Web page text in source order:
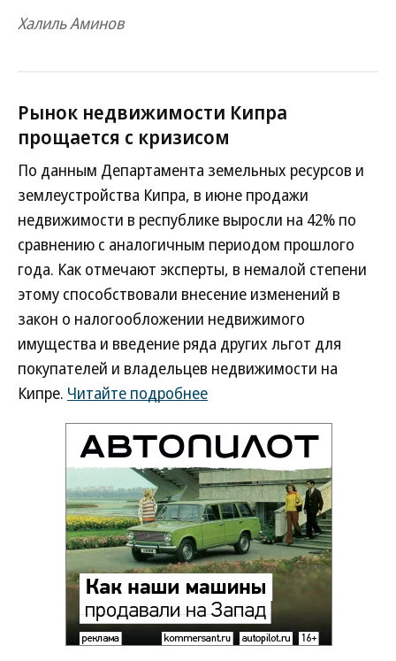
Халиль Аминов
Рынок недвижимости Кипра
прощается с кризисом
По данным Департамента земельных ресурсов и
землеустройства Кипра, в июне продажи
недвижимости в республике выросли на 42% по
сравнению с аналогичным периодом прошлого
года. Как отмечают эксперты, в немалой степени
этому способствовали внесение изменений в
закон о налогообложении недвижимого
имущества и введение ряда других льгот для
покупателей и владельцев недвижимости на
Кипре. Читайте подробнее